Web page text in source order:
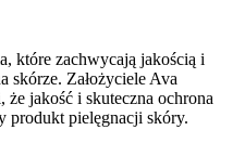
które zachwycają jakością i
skórze. Założyciele Ava
jakość i skuteczna ochrona
produkt pielęgnacji skóry.